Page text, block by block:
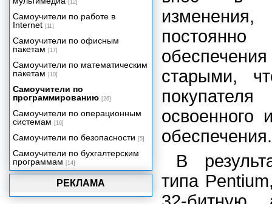
старыми,
освоенного
обеспечения.
В
типа
РЕКЛАМА
[12]
Самоучители по работе в
Internet [11]
Самоучители по офисным
пакетам [17]
Самоучители по математическим
пакетам [10]
Самоучители по
программированию [26]
Самоучители по операционным
системам [16]
Самоучители по безопасности [5]
Самоучители по бухгалтерским
программам [14]